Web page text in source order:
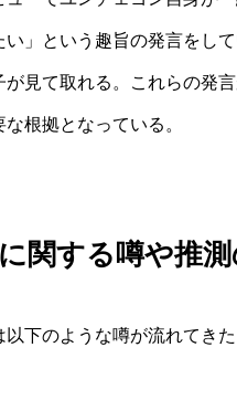
い」という趣旨の発言をし
が見て取れる。これらの発
根拠となっている。
関する噂や推
下のような噂が流れてきた